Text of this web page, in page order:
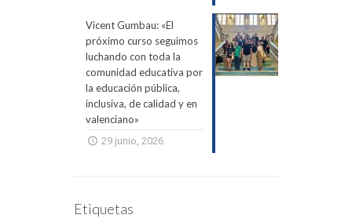
Vicent Gumbau: «El
próximo curso seguimos
luchando con toda la
comunidad educativa por
la educación pública,
inclusiva, de calidad y en
valenciano»
29 junio, 2026
Etiquetas